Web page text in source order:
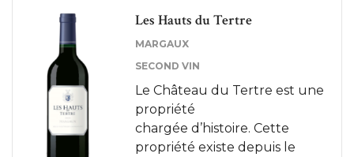
Les Hauts du Tertre
MARGAUX
SECOND VIN
Le Château du Tertre est une
propriété
chargée d’histoire. Cette
propriété existe depuis le